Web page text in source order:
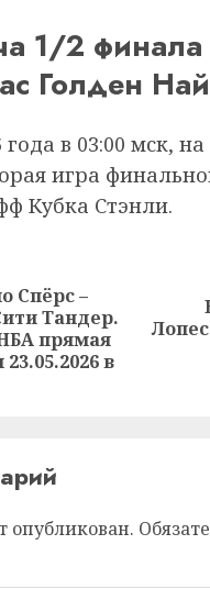
1/2
Голден
года в 03:00 мск,
игра
Кубка Стэнли.
Спёрс –
Тандер.
прямая
в
опубликован.